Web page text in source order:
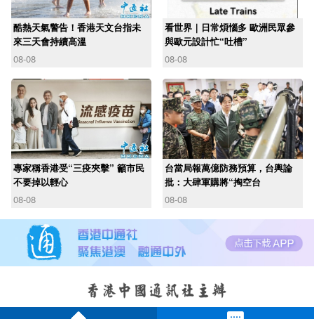
酷熱天氣警告！香港天文台指未
來三天會持續高溫
08-08
看世界｜日常煩惱多 歐洲民眾參
與歐元設計忙“吐槽”
08-08
專家稱香港受“三疫夾擊” 籲市民
不要掉以輕心
08-08
台當局報萬億防務預算，台輿論
批：大肆軍購將“掏空台
08-08